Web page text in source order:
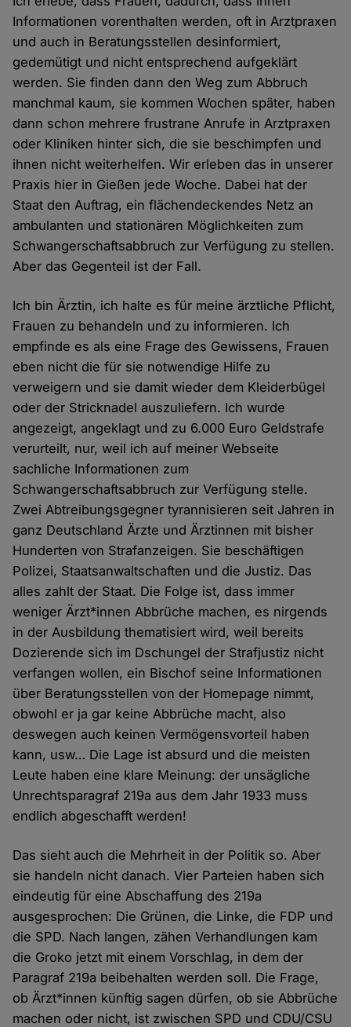
Informationen vorenthalten werden, oft in Arztpraxen
und auch in Beratungsstellen desinformiert,
gedemütigt und nicht entsprechend aufgeklärt
werden. Sie finden dann den Weg zum Abbruch
manchmal kaum, sie kommen Wochen später, haben
dann schon mehrere frustrane Anrufe in Arztpraxen
oder Kliniken hinter sich, die sie beschimpfen und
ihnen nicht weiterhelfen. Wir erleben das in unserer
Praxis hier in Gießen jede Woche. Dabei hat der
Staat den Auftrag, ein flächendeckendes Netz an
ambulanten und stationären Möglichkeiten zum
Schwangerschaftsabbruch zur Verfügung zu stellen.
Aber das Gegenteil ist der Fall.
Ich bin Ärztin, ich halte es für meine ärztliche Pflicht,
Frauen zu behandeln und zu informieren. Ich
empfinde es als eine Frage des Gewissens, Frauen
eben nicht die für sie notwendige Hilfe zu
verweigern und sie damit wieder dem Kleiderbügel
oder der Stricknadel auszuliefern. Ich wurde
angezeigt, angeklagt und zu 6.000 Euro Geldstrafe
verurteilt, nur, weil ich auf meiner Webseite
sachliche Informationen zum
Schwangerschaftsabbruch zur Verfügung stelle.
Zwei Abtreibungsgegner tyrannisieren seit Jahren in
ganz Deutschland Ärzte und Ärztinnen mit bisher
Hunderten von Strafanzeigen. Sie beschäftigen
Polizei, Staatsanwaltschaften und die Justiz. Das
alles zahlt der Staat. Die Folge ist, dass immer
weniger Ärzt*innen Abbrüche machen, es nirgends
in der Ausbildung thematisiert wird, weil bereits
Dozierende sich im Dschungel der Strafjustiz nicht
verfangen wollen, ein Bischof seine Informationen
über Beratungsstellen von der Homepage nimmt,
obwohl er ja gar keine Abbrüche macht, also
deswegen auch keinen Vermögensvorteil haben
kann, usw… Die Lage ist absurd und die meisten
Leute haben eine klare Meinung: der unsägliche
Unrechtsparagraf 219a aus dem Jahr 1933 muss
endlich abgeschafft werden!
Das sieht auch die Mehrheit in der Politik so. Aber
sie handeln nicht danach. Vier Parteien haben sich
eindeutig für eine Abschaffung des 219a
ausgesprochen: Die Grünen, die Linke, die FDP und
die SPD. Nach langen, zähen Verhandlungen kam
die Groko jetzt mit einem Vorschlag, in dem der
Paragraf 219a beibehalten werden soll. Die Frage,
ob Ärzt*innen künftig sagen dürfen, ob sie Abbrüche
machen oder nicht, ist zwischen SPD und CDU/CSU